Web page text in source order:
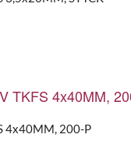
4x40MM, 200-P